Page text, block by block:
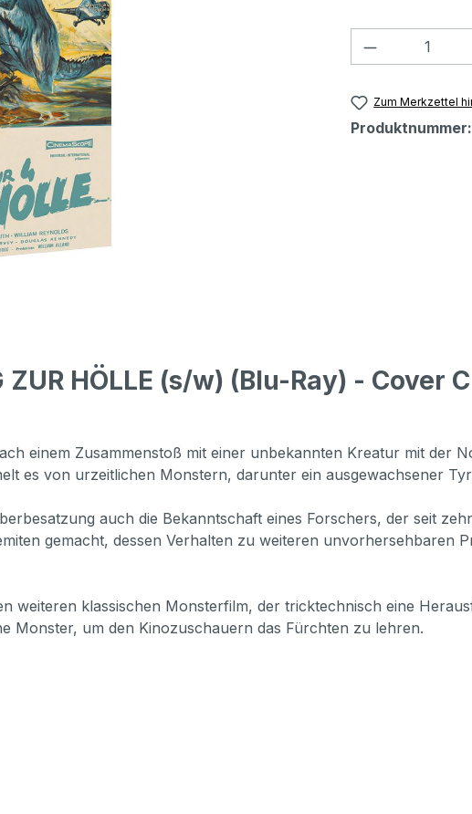
Produkt
Zum Merkzettel
Produktnummer:
HÖLLE (s/w) (Blu-Ray) - Cover
einem Zusammenstoß mit einer unbekannten Kreatur mit der
es von urzeitlichen Monstern, darunter ein ausgewachsener
auch die Bekanntschaft eines Forschers, der seit
gemacht, dessen Verhalten zu weiteren unvorhersehbaren
weiteren klassischen Monsterfilm, der tricktechnisch eine
Monster, um den Kinozuschauern das Fürchten zu lehren.